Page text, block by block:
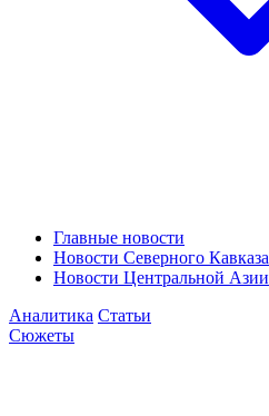
Главные новости
Новости Северного Кавказа
Новости Центральной Азии
Аналитика Статьи
Сюжеты